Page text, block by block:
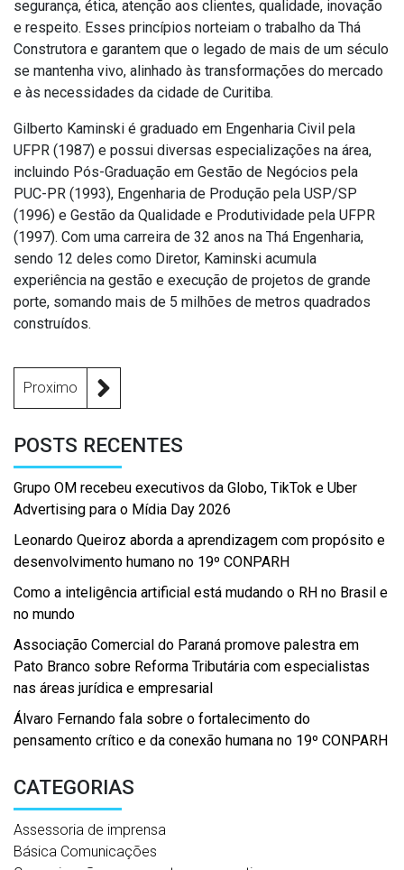
segurança, ética, atenção aos clientes, qualidade, inovação
e respeito. Esses princípios norteiam o trabalho da Thá
Construtora e garantem que o legado de mais de um século
se mantenha vivo, alinhado às transformações do mercado
e às necessidades da cidade de Curitiba.
Gilberto Kaminski é graduado em Engenharia Civil pela
UFPR (1987) e possui diversas especializações na área,
incluindo Pós-Graduação em Gestão de Negócios pela
PUC-PR (1993), Engenharia de Produção pela USP/SP
(1996) e Gestão da Qualidade e Produtividade pela UFPR
(1997). Com uma carreira de 32 anos na Thá Engenharia,
sendo 12 deles como Diretor, Kaminski acumula
experiência na gestão e execução de projetos de grande
porte, somando mais de 5 milhões de metros quadrados
construídos.
Proximo
POSTS RECENTES
Grupo OM recebeu executivos da Globo, TikTok e Uber
Advertising para o Mídia Day 2026
Leonardo Queiroz aborda a aprendizagem com propósito e
desenvolvimento humano no 19º CONPARH
Como a inteligência artificial está mudando o RH no Brasil e
no mundo
Associação Comercial do Paraná promove palestra em
Pato Branco sobre Reforma Tributária com especialistas
nas áreas jurídica e empresarial
Álvaro Fernando fala sobre o fortalecimento do
pensamento crítico e da conexão humana no 19º CONPARH
CATEGORIAS
Assessoria de imprensa
Básica Comunicações